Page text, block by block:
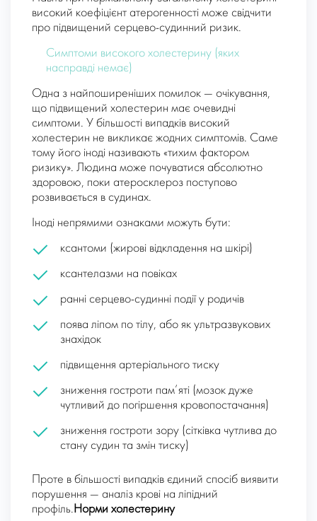
високий коефіцієнт атерогенності може свідчити
про підвищений серцево-судинний ризик.
Симптоми високого холестерину (яких
насправді немає)
Одна з найпоширеніших помилок — очікування,
що підвищений холестерин має очевидні
симптоми. У більшості випадків високий
холестерин не викликає жодних симптомів. Саме
тому його іноді називають «тихим фактором
ризику». Людина може почуватися абсолютно
здоровою, поки атеросклероз поступово
розвивається в судинах.
Іноді непрямими ознаками можуть бути:
ксантоми (жирові відкладення на шкірі)
ксантелазми на повіках
ранні серцево-судинні події у родичів
поява ліпом по тілу, або як ультразвукових
знахідок
підвищення артеріального тиску
зниження гостроти пам’яті (мозок дуже
чутливий до погіршення кровопостачання)
зниження гостроти зору (сітківка чутлива до
стану судин та змін тиску)
Проте в більшості випадків єдиний спосіб виявити
порушення — аналіз крові на ліпідний
профіль.Норми холестерину